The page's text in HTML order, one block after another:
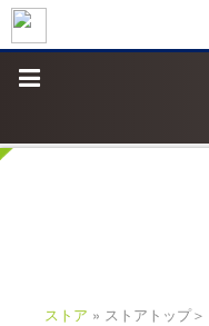
ストア » ストアトップ＞